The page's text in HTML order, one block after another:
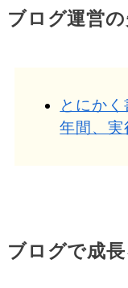
ブログ運営の
とにか
年間、実
ブログで成